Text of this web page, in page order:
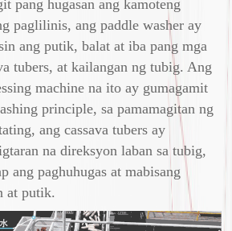
pang hugasan ang kamoteng
paglilinis, ang paddle washer ay
ang putik, balat at iba pang mga
tubers, at kailangan ng tubig. Ang
machine na ito ay gumagamit
principle, sa pamamagitan ng
ang cassava tubers ay
na direksyon laban sa tubig,
ang paghuhugas at mabisang
at putik.